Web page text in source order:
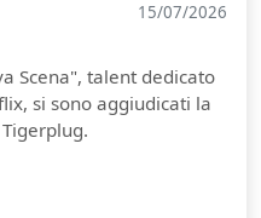
15/07/2026
Scena", talent dedicato
si sono aggiudicati la